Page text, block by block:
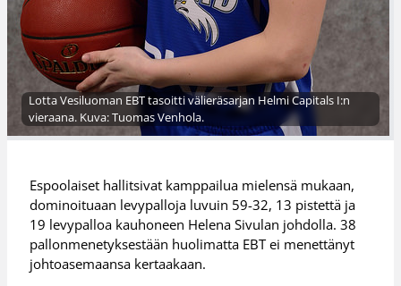
Lotta Vesiluoman EBT tasoitti välieräsarjan Helmi Capitals I:n
vieraana. Kuva: Tuomas Venhola.
Espoolaiset hallitsivat kamppailua mielensä mukaan,
dominoituaan levypalloja luvuin 59-32, 13 pistettä ja
19 levypalloa kauhoneen Helena Sivulan johdolla. 38
pallonmenetyksestään huolimatta EBT ei menettänyt
johtoasemaansa kertaakaan.